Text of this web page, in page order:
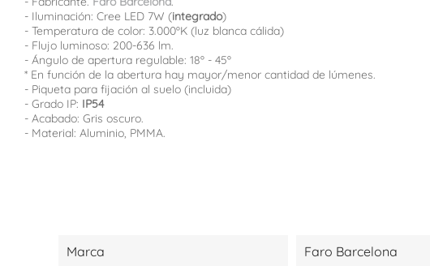
- Iluminación: Cree LED 7W (integrado)
- Temperatura de color: 3.000ºK (luz blanca cálida)
- Flujo luminoso: 200-636 lm.
- Ángulo de apertura regulable: 18º - 45º
* En función de la abertura hay mayor/menor cantidad de lúmenes.
- Piqueta para fijación al suelo (incluida)
- Grado IP: IP54
- Acabado: Gris oscuro.
- Material: Aluminio, PMMA.
Marca Faro Barcelona